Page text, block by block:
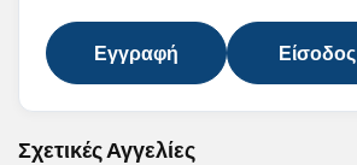
Εγγραφή Είσοδος
Σχετικές Αγγελίες